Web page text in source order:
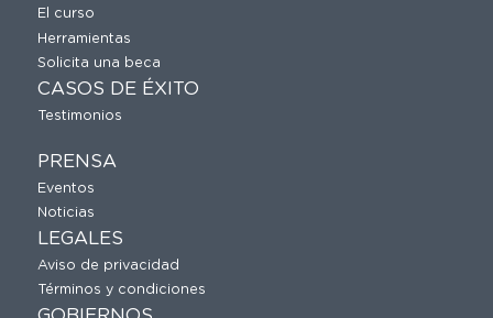
El curso
Herramientas
Solicita una beca
CASOS DE ÉXITO
Testimonios
PRENSA
Eventos
Noticias
LEGALES
Aviso de privacidad
Términos y condiciones